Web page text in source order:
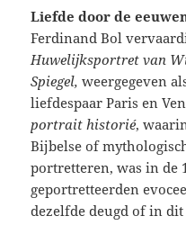
Liefde door de
Ferdinand Bol
Huwelijksportret van
Spiegel,weergegeven
liefdespaar Paris en
portrait historié,
Bijbelse of
portretteren, was in de
geportretteerden
dezelfde deugd of in